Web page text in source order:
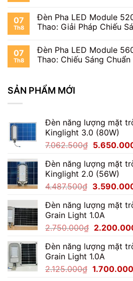
07
Th8
Đèn Pha LED Module
Thao: Giải Pháp Chiếu
07
Th8
Đèn Pha LED Module
Thao: Chiếu Sáng Chuẩn
SẢN PHẨM MỚI
Đèn năng lượng mặt
Kinglight 3.0 (80W)
7.062.500₫ Giá
là:
7.062.500₫.
Đèn năng lượng mặt
Kinglight 2.0 (56W)
4.487.500₫ Giá
là:
4.487.500₫.
Đèn năng lượng mặt
Grain Light 1.0A
2.750.000₫ Giá
là:
Đèn năng lượng mặt
Grain Light 1.0A
2.125.000₫ Giá
1.700.000